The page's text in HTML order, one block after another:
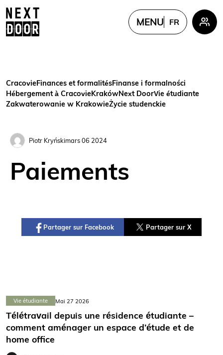
MENU FR
UKR
Cracovie Finances et formalités Finanse i formalności
Hébergement à Cracovie KrakówNext DoorVie étudiante
Zakwaterowanie w KrakowieŻycie studenckie
Piotr Kryńskimars 06 2024
Paiements
Partager sur Facebook Partager sur X
Vie étudiante Mai 27 2026
Télétravail depuis une résidence étudiante –
comment aménager un espace d’étude et de
home office